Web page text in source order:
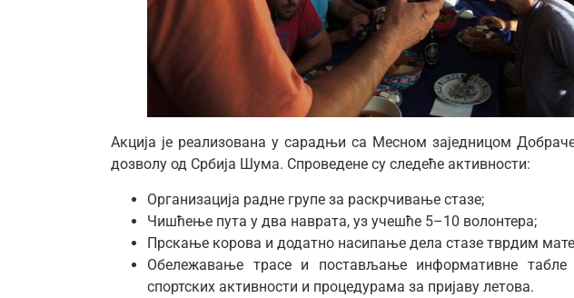
Акција је реализована у сарадњи са Месном заједницом
дозволу од Србија Шума. Спроведене су следеће активности:
Организација радне групе за раскрчивање стазе;
Чишћење пута у два наврата, уз учешће 5–10 волонтера;
Прскање корова и додатно насипање дела стазе тврдим
Обележавање трасе и постављање информативне
спортских активности и процедурама за пријаву летова.